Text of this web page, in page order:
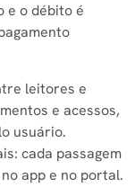
e o débito é
leitores e
e acessos,
usuário.
cada passagem
app e no portal.